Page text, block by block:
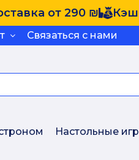
от 290 ₪
Связаться с нами
Настольные